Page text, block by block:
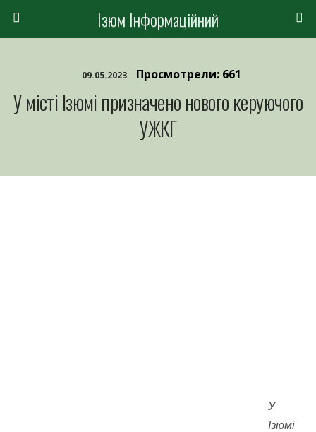
Ізюм Інформаційний
09.05.2023 Просмотрели: 661
У місті Ізюмі призначено нового керуючого
УЖКГ
У
Ізюмі